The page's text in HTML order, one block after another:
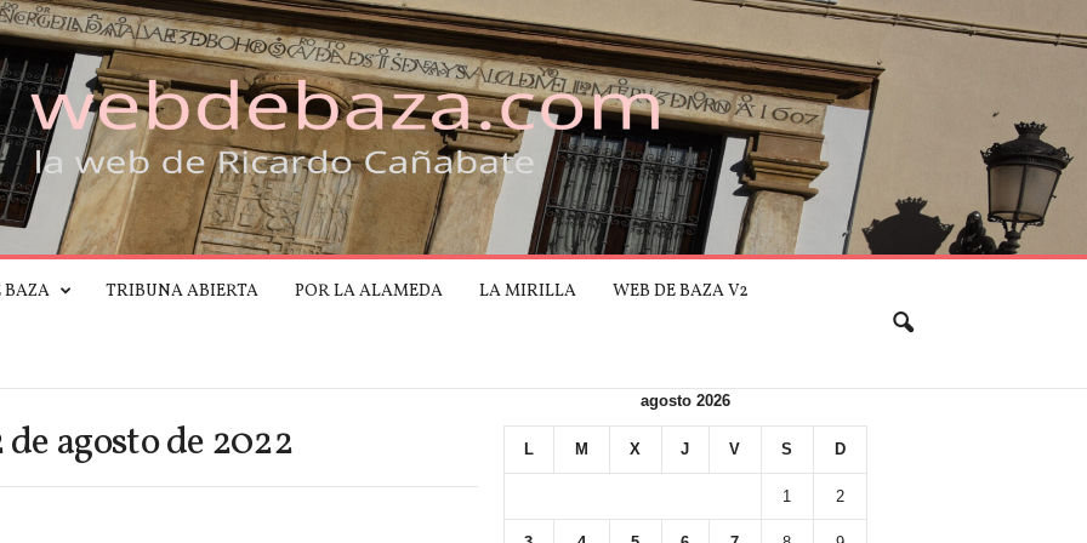
BAZA TRIBUNA ABIERTA POR LA ALAMEDA LA MIRILLA WEB DE BAZA V2
agosto de 2022
agosto 2026
L M X J V S D
1 2